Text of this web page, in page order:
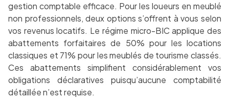
gestion comptable efficace. Pour les loueurs en meublé
non professionnels, deux options s’offrent à vous selon
vos revenus locatifs. Le régime micro-BIC applique des
abattements forfaitaires de 50% pour les locations
classiques et 71% pour les meublés de tourisme classés.
Ces abattements simplifient considérablement vos
obligations déclaratives puisqu’aucune comptabilité
détaillée n’est requise.